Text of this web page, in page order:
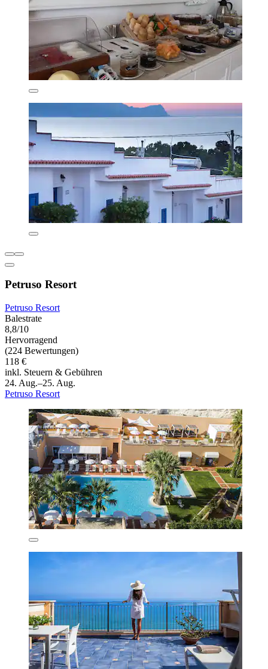
Petruso Resort
Petruso Resort
Balestrate
8,8/10
Hervorragend
(224 Bewertungen)
118 €
inkl. Steuern & Gebühren
24. Aug.–25. Aug.
Petruso Resort